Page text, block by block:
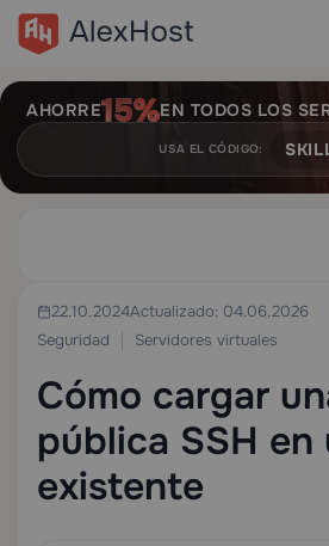
AHORRE EN TODOS LOS
USA EL CÓDIGO:
22.10.2024Actualizado: 04.06.2026
Seguridad
Servidores virtuales
Cómo cargar
pública SSH en
existente